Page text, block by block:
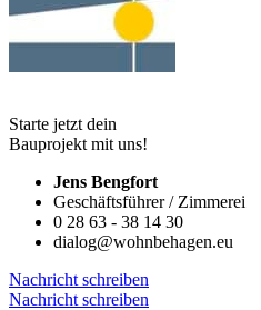
Starte jetzt dein
Bauprojekt mit uns!
Jens Bengfort
Geschäftsführer / Zimmerei
0 28 63 - 38 14 30
dialog@wohnbehagen.eu
Nachricht schreiben
Nachricht schreiben